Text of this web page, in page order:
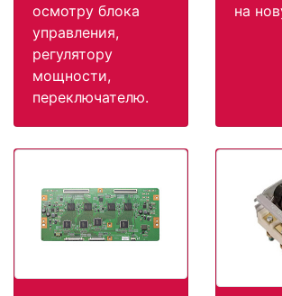
осмотру блока
управления,
регулятору
мощности,
переключателю.
на